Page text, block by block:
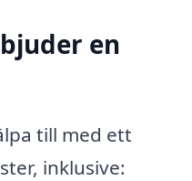
en
till med ett
inklusive: